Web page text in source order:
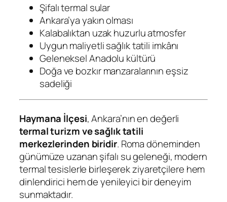
Şifalı termal sular
Ankara’ya yakın olması
Kalabalıktan uzak huzurlu atmosfer
Uygun maliyetli sağlık tatili imkânı
Geleneksel Anadolu kültürü
Doğa ve bozkır manzaralarının eşsiz
sadeliği
Haymana İlçesi, Ankara’nın en değerli
termal turizm ve sağlık tatili
merkezlerinden biridir. Roma döneminden
günümüze uzanan şifalı su geleneği, modern
termal tesislerle birleşerek ziyaretçilere hem
dinlendirici hem de yenileyici bir deneyim
sunmaktadır.